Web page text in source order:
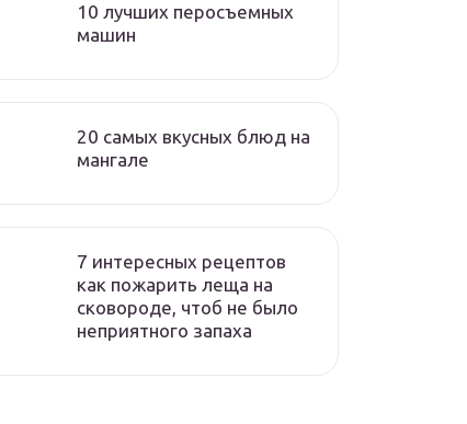
10 лучших перосъемных
машин
20 самых вкусных блюд на
мангале
7 интересных рецептов
как пожарить леща на
сковороде, чтоб не было
неприятного запаха